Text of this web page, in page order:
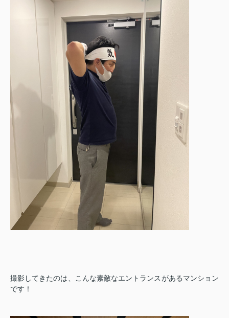
撮影してきたのは、こんな素敵なエントランスがあるマンション
です！